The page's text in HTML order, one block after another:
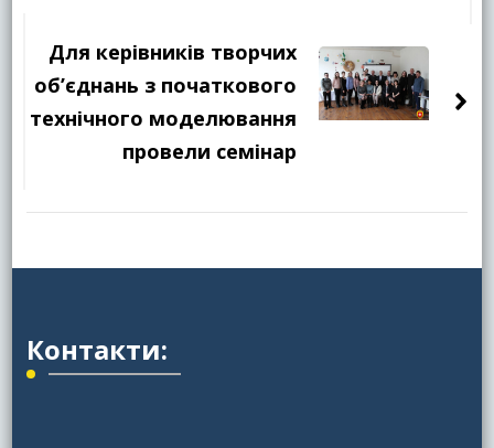
Для керівників творчих
об’єднань з початкового
технічного моделювання
провели семінар
Контакти: